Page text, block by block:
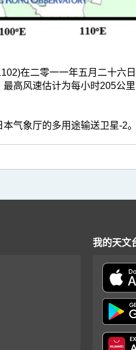
在二零一一年五月二十六
最高风速估计为每小时205公
本气象厅的多用途输送卫星-2。
我的天文